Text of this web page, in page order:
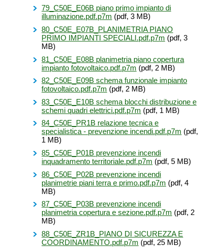
79_C50E_E06B piano primo impianto di
illuminazione.pdf.p7m (pdf, 3 MB)
80_C50E_E07B_PLANIMETRIA PIANO
PRIMO IMPIANTI SPECIALI.pdf.p7m (pdf, 3
MB)
81_C50E_E08B planimetria piano copertura
impianto fotovoltaico.pdf.p7m (pdf, 2 MB)
82_C50E_E09B schema funzionale impianto
fotovoltaico.pdf.p7m (pdf, 2 MB)
83_C50E_E10B schema blocchi distribuzione e
schemi quadri elettrici.pdf.p7m (pdf, 1 MB)
84_C50E_PR1B relazione tecnica e
specialistica - prevenzione incendi.pdf.p7m (pdf,
1 MB)
85_C50E_P01B prevenzione incendi
inquadramento territoriale.pdf.p7m (pdf, 5 MB)
86_C50E_P02B prevenzione incendi
planimetrie piani terra e primo.pdf.p7m (pdf, 4
MB)
87_C50E_P03B prevenzione incendi
planimetria copertura e sezione.pdf.p7m (pdf, 2
MB)
88_C50E_ZR1B_PIANO DI SICUREZZA E
COORDINAMENTO.pdf.p7m (pdf, 25 MB)